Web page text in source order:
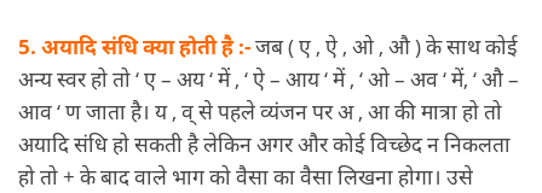
5. अयादि संधि क्या होती है :-जब ( ए , ऐ , ओ , औ ) के साथ कोई
अन्य स्वर हो तो ‘ ए – अय ‘ में , ‘ ऐ – आय ‘ में , ‘ ओ – अव ‘ में, ‘ औ –
आव ‘ ण जाता है। य , व् से पहले व्यंजन पर अ , आ की मात्रा हो तो
अयादि संधि हो सकती है लेकिन अगर और कोई विच्छेद न निकलता
हो तो + के बाद वाले भाग को वैसा का वैसा लिखना होगा। उसे